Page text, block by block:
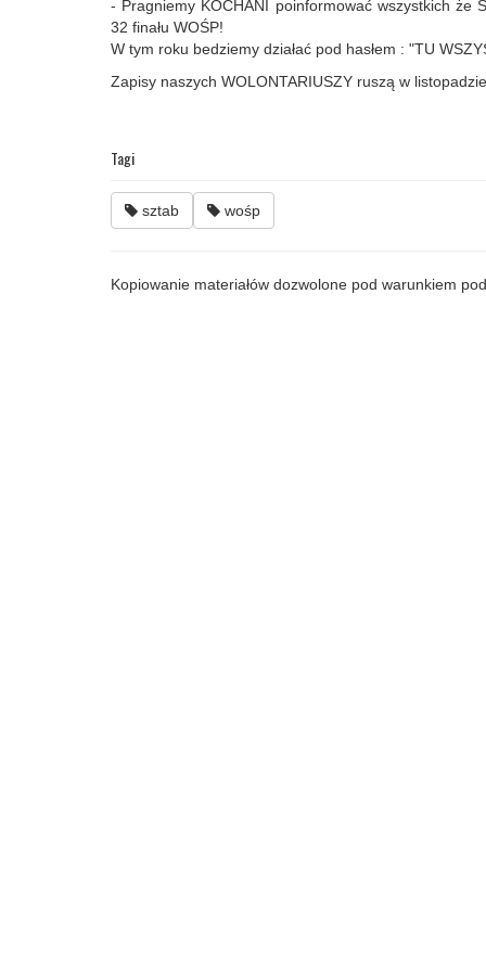
- Pragniemy KOCHANI poinformować wszystkich
32 finału WOŚP!
W tym roku bedziemy działać pod hasłem : "TU
Zapisy naszych WOLONTARIUSZY ruszą w listopadzie
Tagi
sztab wośp
Kopiowanie materiałów dozwolone pod warunkiem